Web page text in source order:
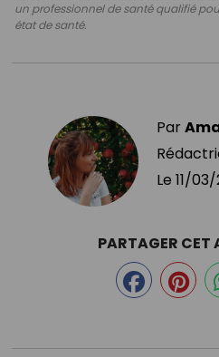
un professionnel de santé qualifié
état de santé.
Par
Le 11/
PARTAGER CET